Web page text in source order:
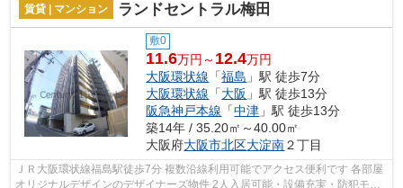
賃貸 | マンション ランドセントラル梅田
敷0
11.6万円～ 12.4万円
大阪環状線 「福島 」駅 徒歩7分
大阪環状線 「大阪 」駅 徒歩13分
阪急神戸本線 「中津 」駅 徒歩13分
築14年 / 35.20㎡～40.00㎡
大阪府大阪市北区大淀南２丁目
ＪＲ大阪環状線福島駅徒歩7分 複数沿線利用可能でアクセス便利です 各部屋
オリジナルデザインのデザイナーズ物件 2人入居可能・設備充実・防犯モデ